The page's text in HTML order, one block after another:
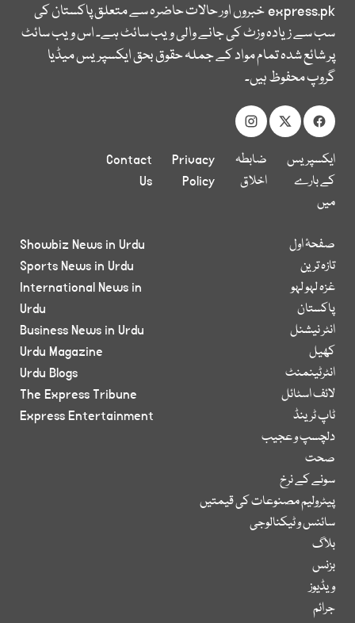
express.pkخبروں اور حالات حاضرہ سے متعلق پاکستان کی
سب سے زیادہ وزٹ کی جانے والی ویب سائٹ ہے۔ اس ویب سائٹ
پر شائع شدہ تمام مواد کے جملہ حقوق بحق ایکسپریس میڈیا
گروپ محفوظ ہیں۔
ایکسپریس
کے بارے
میں
ضابطہ
اخلاق
Privacy
Policy
Contact
Us
صفحۂ اول
تازہ ترین
غزہ لہو لہو
پاکستان
انٹر نیشنل
کھیل
انٹرٹینمنٹ
لائف اسٹائل
ٹاپ ٹرینڈ
دلچسپ و عجیب
صحت
سونے کے نرخ
پیٹرولیم مصنوعات کی قیمتیں
سائنس و ٹیکنالوجی
بلاگ
بزنس
ویڈیوز
جرائم
Showbiz News in Urdu
Sports News in Urdu
International News in
Urdu
Business News in Urdu
Urdu Magazine
Urdu Blogs
The Express Tribune
Express Entertainment